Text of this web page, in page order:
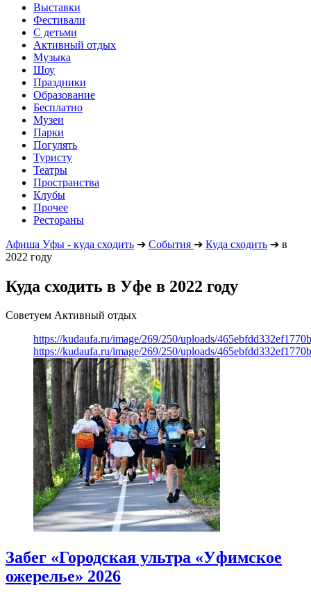
Выставки
Фестивали
С детьми
Активный отдых
Музыка
Шоу
Праздники
Образование
Бесплатно
Музеи
Парки
Погулять
Туристу
Театры
Пространства
Клубы
Прочее
Рестораны
Афиша Уфы - куда сходить ➔ События ➔ Куда сходить ➔ в
2022 году
Куда сходить в Уфе в 2022 году
Советуем Активный отдых
https://kudaufa.ru/image/269/250/uploads/
https://kudaufa.ru/image/269/250/uploads/
Забег «Городская ультра «Уфимское
ожерелье» 2026